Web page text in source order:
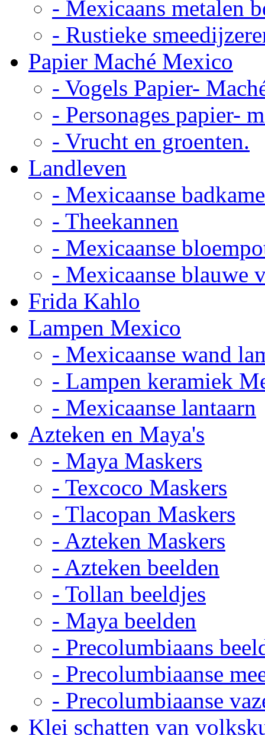
- Mexicaans metalen
- Rustieke
Papier Maché Mexico
- Vogels Papier-
- Personages papier-
- Vrucht en groenten.
Landleven
- Mexicaanse
- Theekannen
- Mexicaanse
- Mexicaanse blauwe
Frida Kahlo
Lampen Mexico
- Mexicaanse wand
- Lampen keramiek
- Mexicaanse lantaarn
Azteken en Maya's
- Maya Maskers
- Texcoco Maskers
- Tlacopan Maskers
- Azteken Maskers
- Azteken beelden
- Tollan beeldjes
- Maya beelden
- Precolumbiaans
- Precolumbiaanse
- Precolumbiaanse
Klei schatten van